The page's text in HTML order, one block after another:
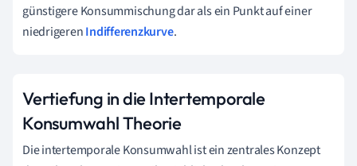
günstigere Konsummischung dar als ein Punkt auf einer
niedrigerenIndifferenzkurve.
Vertiefung in die Intertemporale
Konsumwahl Theorie
Die intertemporale Konsumwahl ist ein zentrales Konzept